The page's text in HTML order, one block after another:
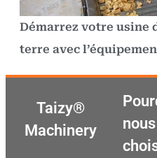
Démarrez votre usine
terre avec
Taizy®
Machinery
nous